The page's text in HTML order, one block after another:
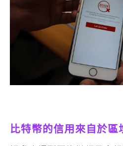
比特幣的信用來自於區